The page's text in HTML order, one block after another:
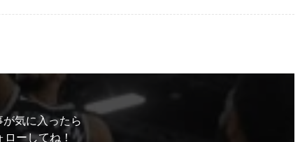
が気に入ったら
ローしてね！